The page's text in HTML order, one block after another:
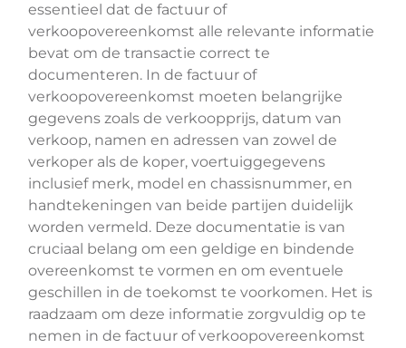
essentieel dat de factuur of
verkoopovereenkomst alle relevante informatie
bevat om de transactie correct te
documenteren. In de factuur of
verkoopovereenkomst moeten belangrijke
gegevens zoals de verkoopprijs, datum van
verkoop, namen en adressen van zowel de
verkoper als de koper, voertuiggegevens
inclusief merk, model en chassisnummer, en
handtekeningen van beide partijen duidelijk
worden vermeld. Deze documentatie is van
cruciaal belang om een geldige en bindende
overeenkomst te vormen en om eventuele
geschillen in de toekomst te voorkomen. Het is
raadzaam om deze informatie zorgvuldig op te
nemen in de factuur of verkoopovereenkomst